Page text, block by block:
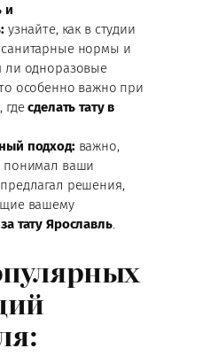
и
узнайте, как в студии
нормы и
ли одноразовые
особенно важно при
гдесделать тату в
подход:важно,
понимал ваши
решения,
вашему
тату Ярославль.